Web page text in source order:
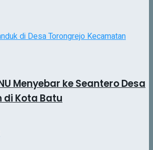
Menyebar ke Seantero Desa
di Kota Batu